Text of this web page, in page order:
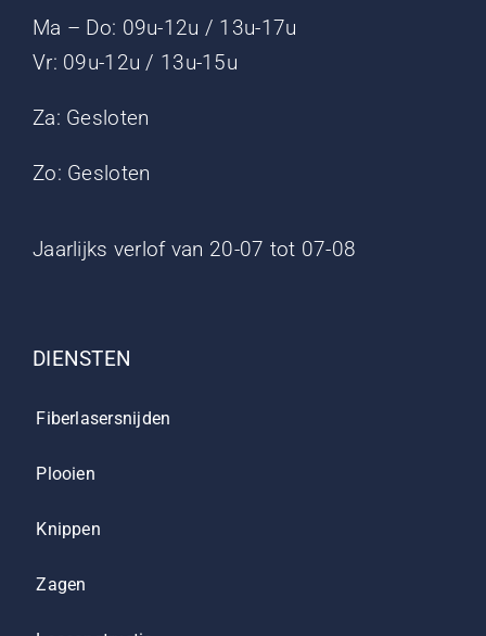
Ma – Do: 09u-12u / 13u-17u
Vr: 09u-12u / 13u-15u
Za: Gesloten
Zo: Gesloten
Jaarlijks verlof van 20-07 tot 07-08
DIENSTEN
Fiberlasersnijden
Plooien
Knippen
Zagen